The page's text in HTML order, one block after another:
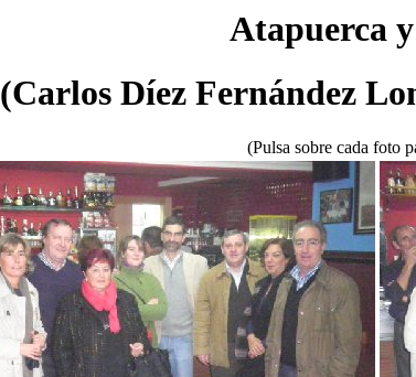
Atapuerca
(Carlos Díez Fernández
(Pulsa sobre cada foto